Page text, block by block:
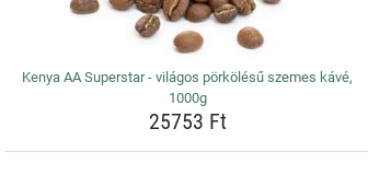
Kenya AA Superstar - világos pörkölésű szemes kávé,
1000g
25753 Ft